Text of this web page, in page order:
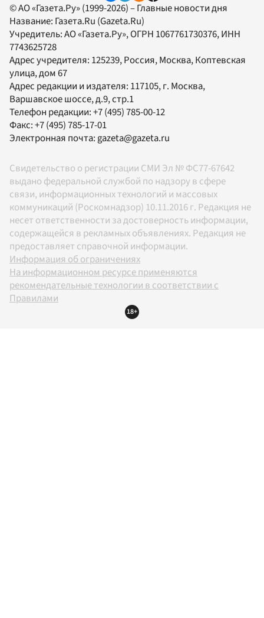
© АО «Газета.Ру» (1999-2026) – Главные новости дня
Название: Газета.Ru (Gazeta.Ru)
Учредитель:АО «Газета.Ру», ОГРН 1067761730376, ИНН
7743625728
Адрес учредителя: 125239, Россия, Москва, Коптевская
улица, дом 67
Адрес редакции и издателя: 117105, г. Москва,
Варшавское шоссе, д.9, стр.1
Телефон редакции:+7 (495) 785-00-12
Факс:+7 (495) 785-17-01
Электронная почта:gazeta@gazeta.ru
Свидетельство о регистрации СМИ Эл № ФС77-67642
выдано федеральной службой по надзору в сфере
связи, информационных технологий и массовых
коммуникаций (Роскомнадзор) 10.11.2016 г. Редакция не
несет ответственности за достоверность информации,
содержащейся в рекламных объявлениях. Редакция не
предоставляет справочной информации.
Информация об ограничениях
На информационном ресурсе применяются
рекомендательные технологии в соответствии с
Правилами
18+